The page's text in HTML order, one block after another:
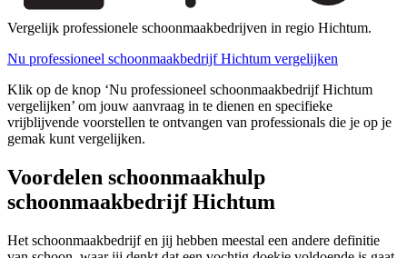
Vergelijk professionele schoonmaakbedrijven in regio Hichtum.
Nu professioneel schoonmaakbedrijf Hichtum vergelijken
Klik op de knop ‘Nu professioneel schoonmaakbedrijf Hichtum
vergelijken’ om jouw aanvraag in te dienen en specifieke
vrijblijvende voorstellen te ontvangen van professionals die je op je
gemak kunt vergelijken.
Voordelen schoonmaakhulp
schoonmaakbedrijf Hichtum
Het schoonmaakbedrijf en jij hebben meestal een andere definitie